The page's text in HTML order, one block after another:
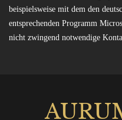
beispielsweise mit dem den
entsprechenden Programm
nicht zwingend notwendige